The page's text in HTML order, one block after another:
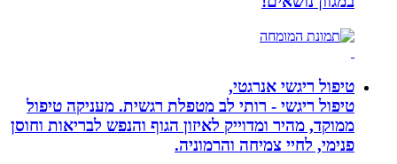
טיפול ריגשי אנרגטי,
טיפול ריגשי - רותי לב מטפלת רגשית. מעניקה טיפול
ממוקד, מהיר ומדוייק לאיזון הגוף והנפש לבריאות וחוסן
פנימי, לחיי צמיחה והרמוניה.